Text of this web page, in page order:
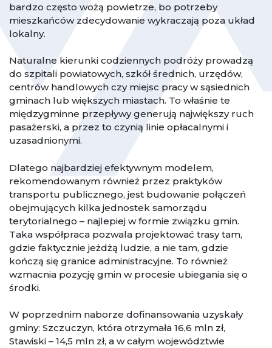
bardzo często wożą powietrze, bo potrzeby
mieszkańców zdecydowanie wykraczają poza układ
lokalny.
Naturalne kierunki codziennych podróży prowadzą
do szpitali powiatowych, szkół średnich, urzędów,
centrów handlowych czy miejsc pracy w sąsiednich
gminach lub większych miastach. To właśnie te
międzygminne przepływy generują największy ruch
pasażerski, a przez to czynią linie opłacalnymi i
uzasadnionymi.
Dlatego najbardziej efektywnym modelem,
rekomendowanym również przez praktyków
transportu publicznego, jest budowanie połączeń
obejmujących kilka jednostek samorządu
terytorialnego – najlepiej w formie związku gmin.
Taka współpraca pozwala projektować trasy tam,
gdzie faktycznie jeżdżą ludzie, a nie tam, gdzie
kończą się granice administracyjne. To również
wzmacnia pozycję gmin w procesie ubiegania się o
środki.
W poprzednim naborze dofinansowania uzyskały
gminy: Szczuczyn, która otrzymała 16,6 mln zł,
Stawiski – 14,5 mln zł, a w całym województwie